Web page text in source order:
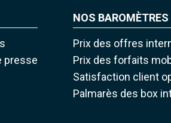
presse
NOS BAROMÈTRES
Prix des offres
Prix des forfaits
Satisfaction client
Palmarès des box